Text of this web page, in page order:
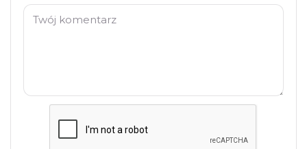
Komentarz: *